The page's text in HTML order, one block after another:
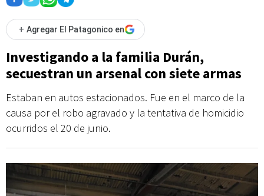
+ Agregar El Patagonico en
Investigando a la familia Durán,
secuestran un arsenal con siete armas
Estaban en autos estacionados. Fue en el marco de la
causa por el robo agravado y la tentativa de homicidio
ocurridos el 20 de junio.